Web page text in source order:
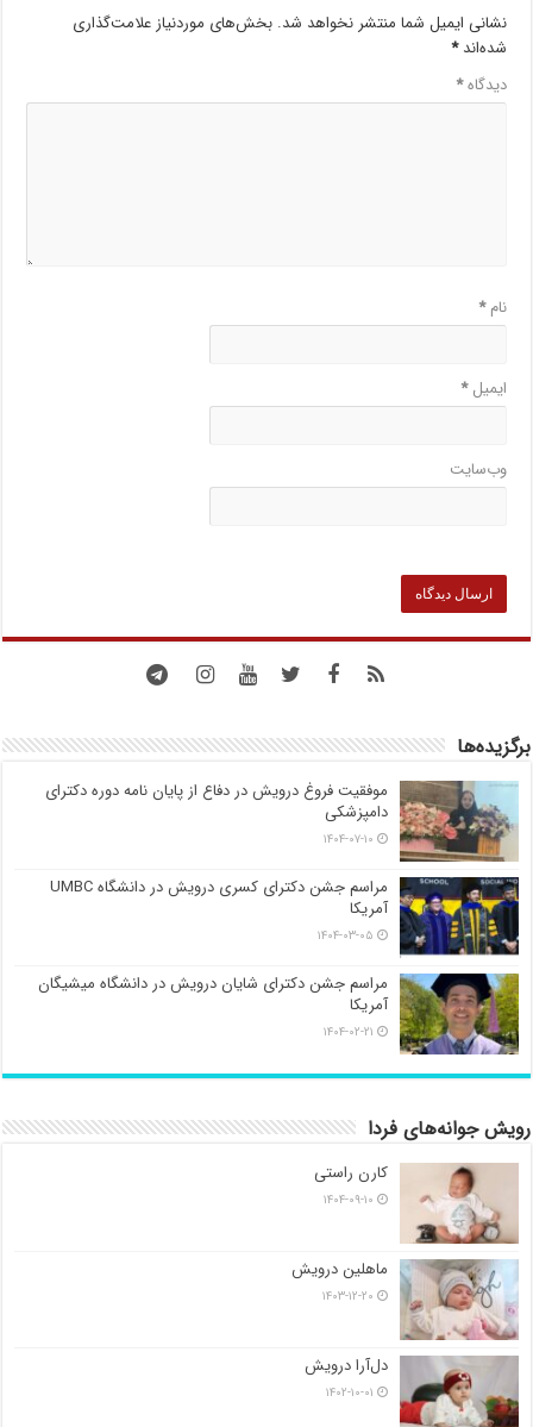
نشانی ایمیل شما منتشر نخواهد شد. بخش‌های موردنیاز علامت‌گذاری
شده‌اند*
دیدگاه*
نام*
ایمیل*
وب‌سایت
برگزیده‌ها
موفقیت فروغ درویش در دفاع از پایان نامه دوره دکترای
دامپزشکی
۱۴۰۴-۰۷-۱۰
مراسم جشن دکترای کسری درویش در دانشگاه UMBC
آمریکا
۱۴۰۴-۰۳-۰۵
مراسم جشن دکترای شایان درویش در دانشگاه میشیگان
آمریکا
۱۴۰۴-۰۲-۲۱
رویش جوانه‌های فردا
کارن راستی
۱۴۰۴-۰۹-۱۰
ماهلین درویش
۱۴۰۳-۱۲-۲۰
دل‌آرا درویش
۱۴۰۲-۱۰-۰۱